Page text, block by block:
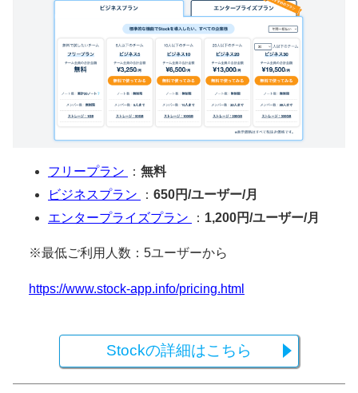
フリープラン ： 無料
ビジネスプラン
： 650円/ユーザー/月
エンタープライズプラン
： 1,200円/ユーザー/月
※最低ご利用人数：5ユーザーから
https://www.stock-app.info/pricing.html
Stockの詳細はこちら